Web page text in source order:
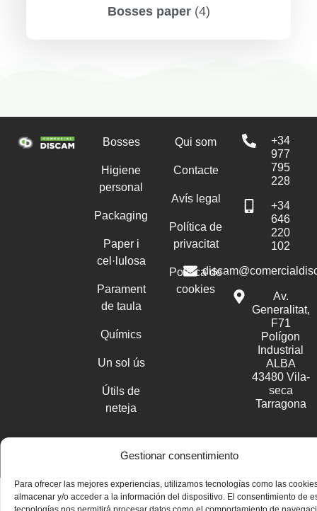
Gestionar consentimiento
Para ofrecer las mejores experiencias, utilizamos tecnologías como las
almacenar y/o acceder a la información del dispositivo. El consentimiento de
Bosses paper (4)
Bosses
Higiene
personal
Packaging
Paper i
cel·lulosa
Parament
de taula
Químics
Un sol ús
Útils de
neteja
Qui som
Contacte
Avís legal
Política de
privacitat
Política de
cookies
+34
977
795
228
+34
646
220
102
Av.
Generalitat,
F71
Polígon
Industrial
ALBA
43480 Vila-
seca
Tarragona
Disseny web professional WordPress